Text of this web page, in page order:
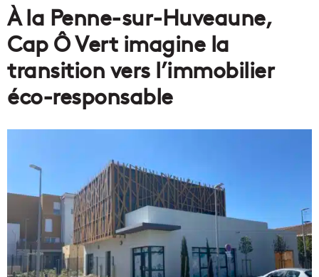
À la Penne-sur-Huveaune,
Cap Ô Vert imagine la
transition vers l’immobilier
éco-responsable